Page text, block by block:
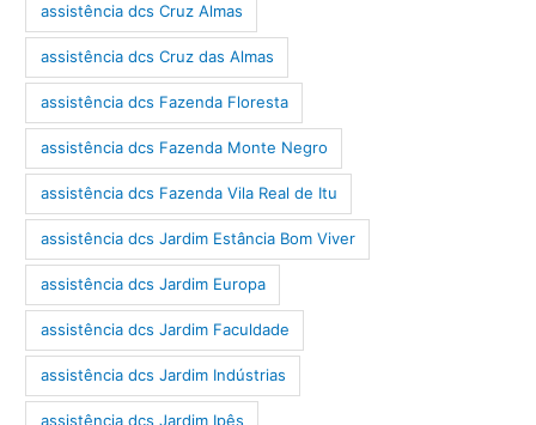
assistência dcs Cruz Almas
assistência dcs Cruz das Almas
assistência dcs Fazenda Floresta
assistência dcs Fazenda Monte Negro
assistência dcs Fazenda Vila Real de Itu
assistência dcs Jardim Estância Bom Viver
assistência dcs Jardim Europa
assistência dcs Jardim Faculdade
assistência dcs Jardim Indústrias
assistência dcs Jardim Ipês